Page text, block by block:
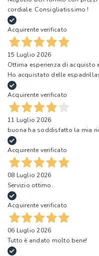
cordiale. Consigliatissimo !
Acquirente verificato
15 Luglio 2026
Ottima esperienza di acquisto
Ho acquistato delle
Acquirente verificato
11 Luglio 2026
buona ha soddisfatto la mia
Acquirente verificato
08 Luglio 2026
Servizio ottimo.
Acquirente verificato
06 Luglio 2026
Tutto è andato molto bene!